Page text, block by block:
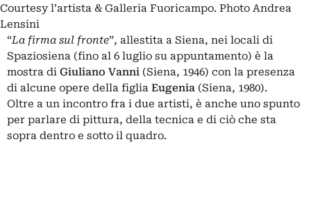
Courtesy l’artista & Galleria Fuoricampo. Photo Andrea
Lensini
“La firma sul fronte”, allestita a Siena, nei locali di
Spaziosiena (fino al 6 luglio su appuntamento) è la
mostra di Giuliano Vanni (Siena, 1946) con la presenza
di alcune opere della figlia Eugenia (Siena, 1980).
Oltre a un incontro fra i due artisti, è anche uno spunto
per parlare di pittura, della tecnica e di ciò che sta
sopra dentro e sotto il quadro.